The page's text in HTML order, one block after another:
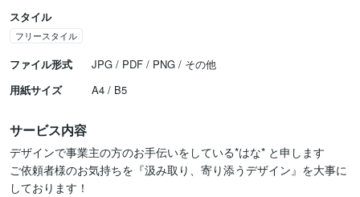
スタイル
フリースタイル
ファイル形式
JPG / PDF / PNG / その他
用紙サイズ
A4 / B5
サービス内容
デザインで事業主の方のお手伝いをしている*はな* と申します
ご依頼者様のお気持ちを『汲み取り、寄り添うデザイン』を大事に
しております！